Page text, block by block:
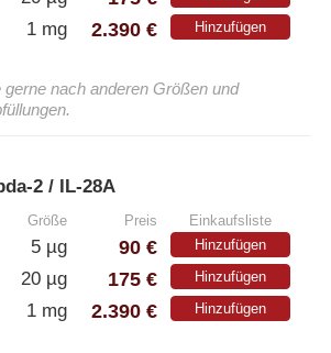
1 mg 2.390 € Hinzufügen
gerne nach anderen Größen und
2 / IL-28A
Größe Preis Einkaufsliste
5 µg 90 € Hinzufügen
20 µg 175 € Hinzufügen
1 mg 2.390 € Hinzufügen